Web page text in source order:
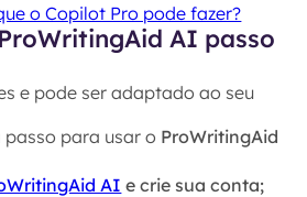
o Copilot Pro pode fazer?
AI passo
e pode ser adaptado ao seu
para usar o ProWritingAid
AI e crie sua conta;